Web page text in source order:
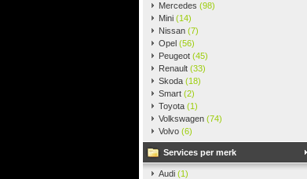
Mercedes (98)
Mini (14)
Nissan (7)
Opel (56)
Peugeot (45)
Renault (33)
Skoda (18)
Smart (2)
Toyota (1)
Volkswagen (74)
Volvo (6)
Services per merk
Audi (1)